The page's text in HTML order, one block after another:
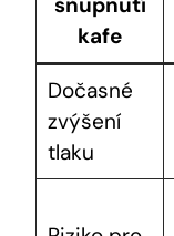
kafe
Dočasné
zvýšení
tlaku